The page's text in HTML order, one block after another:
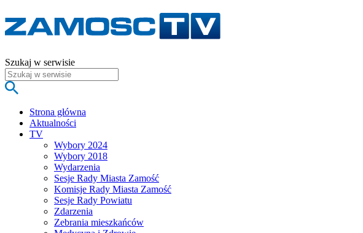
Szukaj w serwisie
Strona główna
Aktualności
TV
Wybory 2024
Wybory 2018
Wydarzenia
Sesje Rady Miasta Zamość
Komisje Rady Miasta Zamość
Sesje Rady Powiatu
Zdarzenia
Zebrania mieszkańców